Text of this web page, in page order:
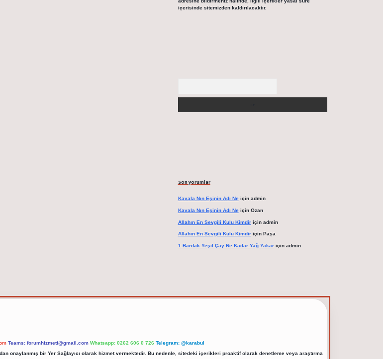
içerisinde sitemizden kaldırılacaktır.
Son yorumlar
Kavala Nın Eşinin Adı Neiçin admin
Kavala Nın Eşinin Adı Neiçin Ozan
Allahın En Sevgili Kulu Kimdiriçin admin
Allahın En Sevgili Kulu Kimdiriçin Paşa
1 Bardak Yeşil Çay Ne Kadar Yağ Yakariçin admin
Teams: forumhizmeti@gmail.com Whatsapp: 0262 606 0 726 Telegram: @karabul
onaylanmış bir Yer Sağlayıcı olarak hizmet vermektedir. Bu nedenle, sitedeki içerikleri proaktif olarak denetleme veya araştırma